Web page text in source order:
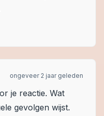
ongeveer 2 jaar geleden
je reactie. Wat
gevolgen wijst.